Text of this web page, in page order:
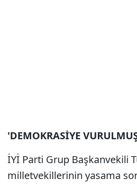
'DEMOKRASİYE
İYİ Parti Grup Başkanvekili
milletvekillerinin yasama